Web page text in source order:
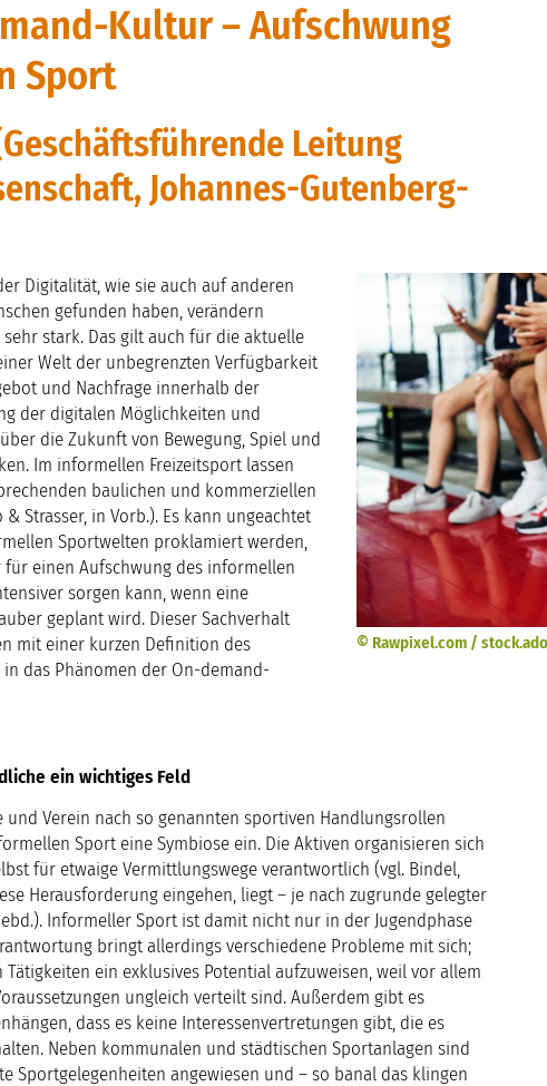
Kultur – Aufschwung
Sport
Leitung
Johannes-Gutenberg-
© Rawpixel.com /
Digitalität, wie sie auch auf anderen
gefunden haben, verändern
stark. Das gilt auch für die aktuelle
Welt der unbegrenzten Verfügbarkeit
und Nachfrage innerhalb der
der digitalen Möglichkeiten und
die Zukunft von Bewegung, Spiel und
Im informellen Freizeitsport lassen
baulichen und kommerziellen
Strasser, in Vorb.). Es kann ungeachtet
Sportwelten proklamiert werden,
einen Aufschwung des informellen
sorgen kann, wenn eine
geplant wird. Dieser Sachverhalt
mit einer kurzen Definition des
das Phänomen der On-demand-
ein wichtiges Feld
Verein nach so genannten sportiven Handlungsrollen
Sport eine Symbiose ein. Die Aktiven organisieren sich
für etwaige Vermittlungswege verantwortlich (vgl. Bindel,
Herausforderung eingehen, liegt – je nach zugrunde gelegter
Informeller Sport ist damit nicht nur in der Jugendphase
bringt allerdings verschiedene Probleme mit sich;
ein exklusives Potential aufzuweisen, weil vor allem
ungleich verteilt sind. Außerdem gibt es
dass es keine Interessenvertretungen gibt, die es
Neben kommunalen und städtischen Sportanlagen sind
Sportgelegenheiten angewiesen und – so banal das klingen